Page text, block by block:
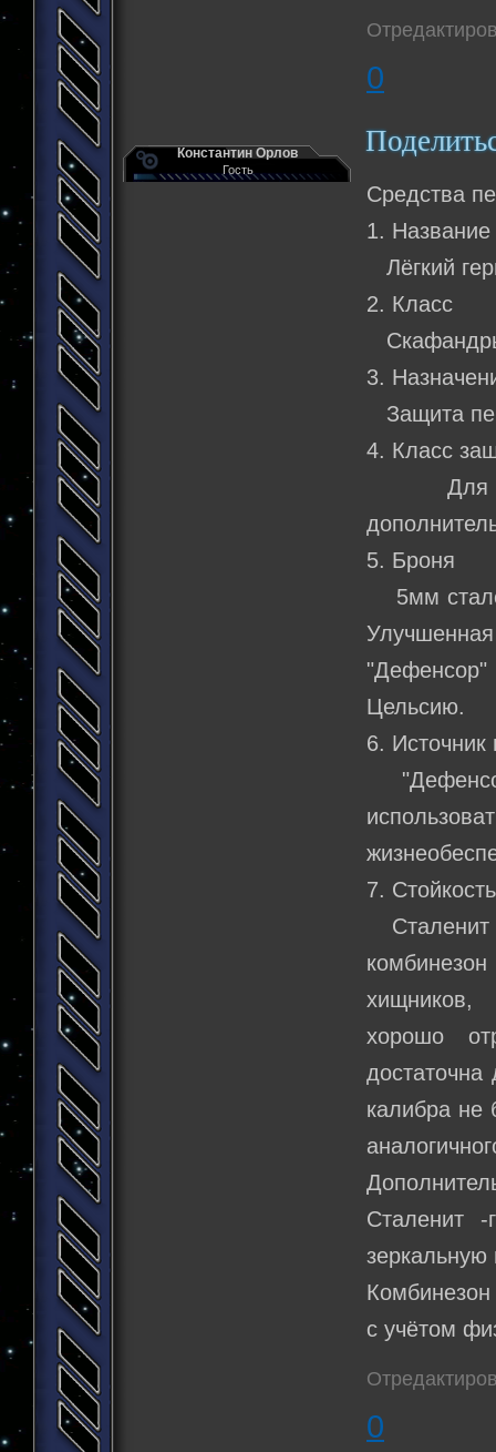
0
Константин Орлов
Гость
Средства
1. Название
Лёгкий
2. Класс
3.
Защита
4. Класс
Для
5. Броня
5мм
"Дефенсор"
Цельсию.
6. Источник
7.
Сталенит
хищников,
хорошо
достаточна
калибра не
Сталенит -
зеркальную
с учётом
0